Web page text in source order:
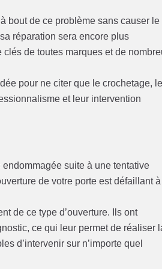
bout de ce problème sans causer le
réparation sera encore plus
de toutes marques et de
pour ne citer que le crochetage, le
et leur intervention
suite à une tentative
de votre porte est défaillant à
de ce type d’ouverture. Ils ont
ce qui leur permet de réaliser
d’intervenir sur n’importe quel